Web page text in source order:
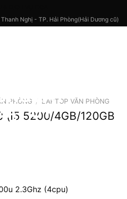
Nghị - TP. Hải Phòng(Hải Dương cũ)
PHÒNG / LAPTOP VĂN PHÒNG
(I5 5200/4GB/120GB
2.3Ghz (4cpu)